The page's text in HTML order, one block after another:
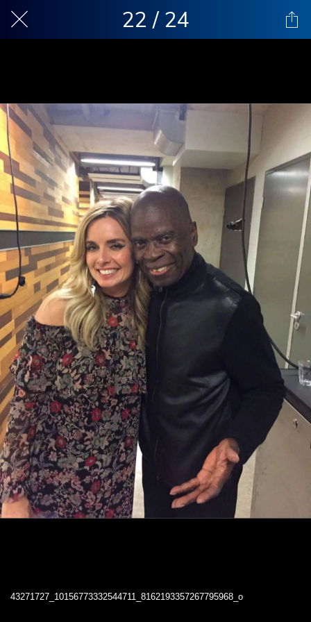
22 / 24
43271727_10156773332544711_8162193357267795968_o